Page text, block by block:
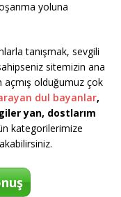
yoluna
tanışmak, sevgili
sitemizin ana
açmış olduğumuz çok
dul bayanlar,
yan, dostlarım
kategorilerimize